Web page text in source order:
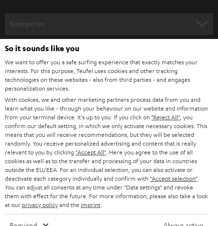
e
l
d
u
n
g
HEIMKINO
HEIMKINO-KOMPLETTANLAGEN
SOUNDBARS
STEREO
SMART HOME
BLUETOOTH-LAUTSPRECHER
KOPFHÖRER
BLUETOOTH-KOPFHÖRER
Unternehmen
SUPPORT
PRESSE & MARKETING
GESCHÄFTSKUNDEN
PARTNERPROGRAMM
BLOG
NEWSLETTER
STORES
Teufel Onlineshops
DEUTSCHLAND
ÖSTERREICH
SCHWEIZ
NIEDERLANDE
BELGIEN
So it sounds like you
We want to offer you a safe surfing experience that exactly matches your
interests. For this purpose, Teufel uses cookies and other tracking
technologies on these websites - also from third parties - and engages
personalization services.
With cookies, we and other marketing partners process data from you and
learn what you like - through your behaviour on our website and information
from your terminal device. It's up to you: If you click on "Reject All" , you
confirm our default setting, in which we only activate necessary cookies. This
means that you will receive recommendations, but they will be selected
randomly. You receive personalized advertising and content that is really
relevant to you by clicking "Accept All" . Here you agree to the use of all
cookies as well as to the transfer and processing of your data in countries
outside the EU/EEA. For an individual selection, you can also activate or
deactivate each category individually and confirm with "Accept selection"
You can adjust all consents at any time under "Data settings" and revoke
them with effect for the future. For more information, please also take a look
at our privacy policyand the imprint